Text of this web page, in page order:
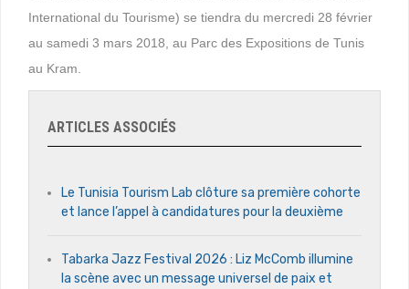
International du Tourisme) se tiendra du mercredi 28 février
au samedi 3 mars 2018, au Parc des Expositions de Tunis
au Kram.
ARTICLES ASSOCIÉS
Le Tunisia Tourism Lab clôture sa première cohorte
et lance l’appel à candidatures pour la deuxième
Tabarka Jazz Festival 2026 : Liz McComb illumine
la scène avec un message universel de paix et